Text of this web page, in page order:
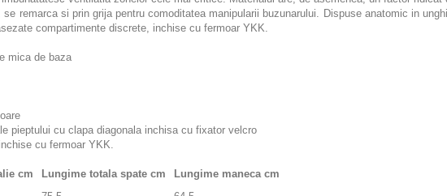
remarca si prin grija pentru comoditatea manipularii buzunarului. Dispuse anatomic in
compartimente discrete, inchise cu fermoar YKK.
mica de baza
pieptului cu clapa diagonala inchisa cu fixator velcro
cu fermoar YKK.
cm Lungime totala spate cm
Lungime maneca cm